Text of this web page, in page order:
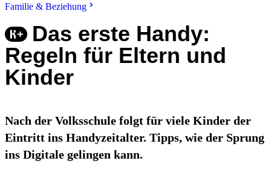
Familie & Beziehung
Das erste Handy:
Regeln für Eltern und
Kinder
Nach der Volksschule folgt für viele Kinder der
Eintritt ins Handyzeitalter. Tipps, wie der Sprung
ins Digitale gelingen kann.